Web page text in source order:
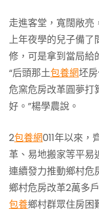
走進客堂，寬闊敞亮
上年夜學的兒子備了
修，可是拿到當局給
“后頭那土包養網坯
危窯危房改革圓夢打
好。”楊學農說。
2包養網011年以來，
革、易地搬家等平易
連續發力推動鄉村危
鄉村危房改革2萬多
包養鄉村群眾住房困